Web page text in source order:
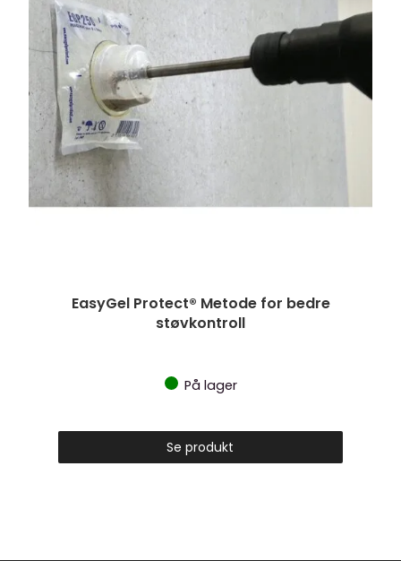
EasyGel Protect® Metode for bedre
støvkontroll
På lager
Se produkt